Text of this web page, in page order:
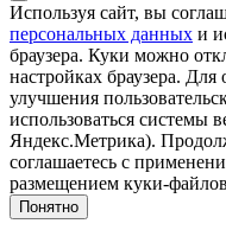
Используя сайт, вы
персональных данных и
браузера. Куки можно
настройках браузера.
улучшения
использоваться системы
Яндекс.Метрика).
соглашаетесь с
размещением куки-
Понятно